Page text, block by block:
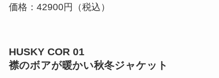
価格：42900円（税込）
HUSKY COR 01
襟のボアが暖かい秋冬ジャケット